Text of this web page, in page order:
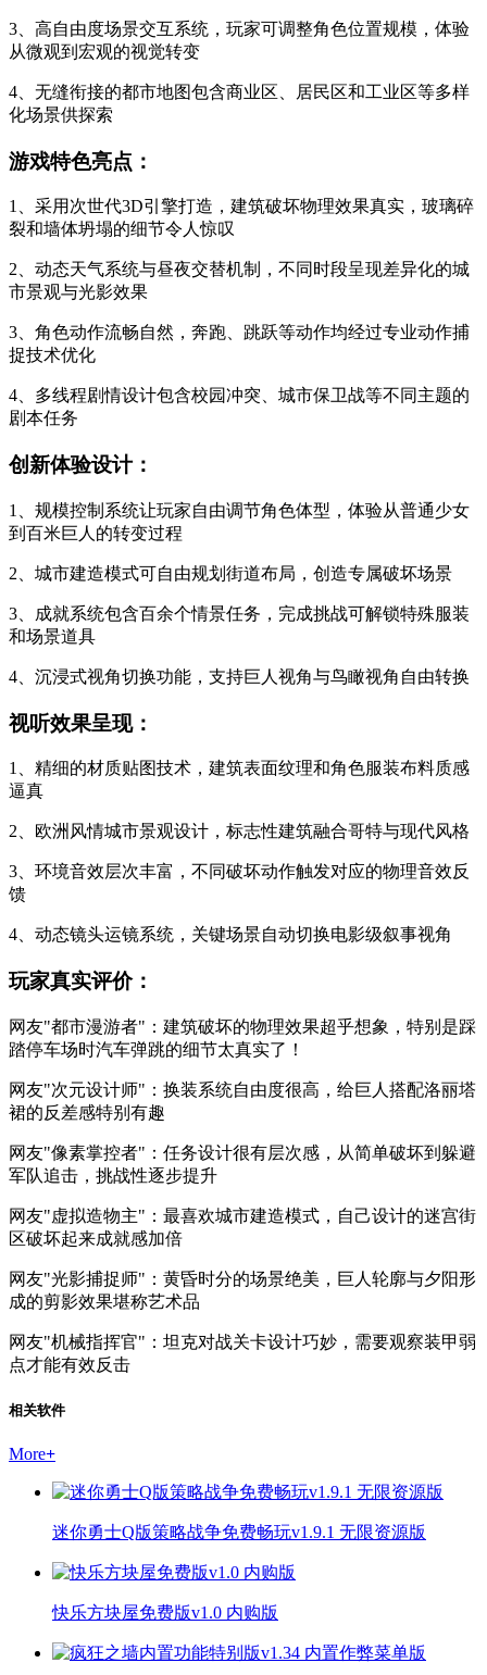
3、高自由度场景交互系统，玩家可调整角色位置规模，体验
从微观到宏观的视觉转变
4、无缝衔接的都市地图包含商业区、居民区和工业区等多样
化场景供探索
游戏特色亮点：
1、采用次世代3D引擎打造，建筑破坏物理效果真实，玻璃碎
裂和墙体坍塌的细节令人惊叹
2、动态天气系统与昼夜交替机制，不同时段呈现差异化的城
市景观与光影效果
3、角色动作流畅自然，奔跑、跳跃等动作均经过专业动作捕
捉技术优化
4、多线程剧情设计包含校园冲突、城市保卫战等不同主题的
剧本任务
创新体验设计：
1、规模控制系统让玩家自由调节角色体型，体验从普通少女
到百米巨人的转变过程
2、城市建造模式可自由规划街道布局，创造专属破坏场景
3、成就系统包含百余个情景任务，完成挑战可解锁特殊服装
和场景道具
4、沉浸式视角切换功能，支持巨人视角与鸟瞰视角自由转换
视听效果呈现：
1、精细的材质贴图技术，建筑表面纹理和角色服装布料质感
逼真
2、欧洲风情城市景观设计，标志性建筑融合哥特与现代风格
3、环境音效层次丰富，不同破坏动作触发对应的物理音效反
馈
4、动态镜头运镜系统，关键场景自动切换电影级叙事视角
玩家真实评价：
网友"都市漫游者"：建筑破坏的物理效果超乎想象，特别是踩
踏停车场时汽车弹跳的细节太真实了！
网友"次元设计师"：换装系统自由度很高，给巨人搭配洛丽塔
裙的反差感特别有趣
网友"像素掌控者"：任务设计很有层次感，从简单破坏到躲避
军队追击，挑战性逐步提升
网友"虚拟造物主"：最喜欢城市建造模式，自己设计的迷宫街
区破坏起来成就感加倍
网友"光影捕捉师"：黄昏时分的场景绝美，巨人轮廓与夕阳形
成的剪影效果堪称艺术品
网友"机械指挥官"：坦克对战关卡设计巧妙，需要观察装甲弱
点才能有效反击
相关软件
More+
迷你勇士Q版策略战争免费畅玩v1.9.1 无限资源版
快乐方块屋免费版v1.0 内购版